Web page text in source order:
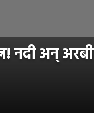
अन् अरबी